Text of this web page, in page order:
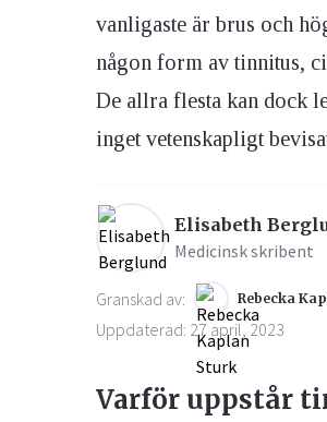
Ögon & Öron
Övervikt
vanligaste är brus och
någon form av tinnitus,
De allra flesta kan dock
inget vetenskapligt
Elisabeth
Medicinsk skribent
Granskad av: Rebecka
Uppdaterad: 27 april, 2023
Varför uppstår